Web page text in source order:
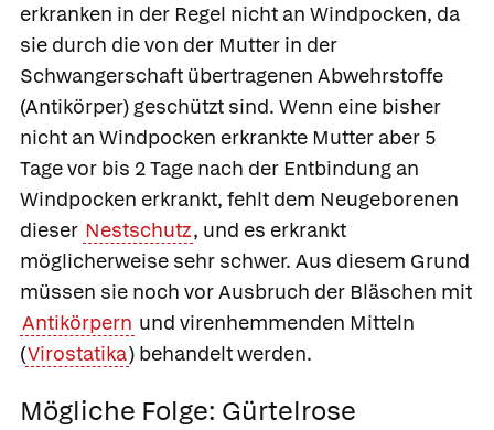
erkranken in der Regel nicht an Windpocken, da
sie durch die von der Mutter in der
Schwangerschaft übertragenen Abwehrstoffe
(Antikörper) geschützt sind. Wenn eine bisher
nicht an Windpocken erkrankte Mutter aber 5
Tage vor bis 2 Tage nach der Entbindung an
Windpocken erkrankt, fehlt dem Neugeborenen
dieser Nestschutz, und es erkrankt
möglicherweise sehr schwer. Aus diesem Grund
müssen sie noch vor Ausbruch der Bläschen mit
Antikörpern und virenhemmenden Mitteln
(Virostatika) behandelt werden.
Mögliche Folge: Gürtelrose